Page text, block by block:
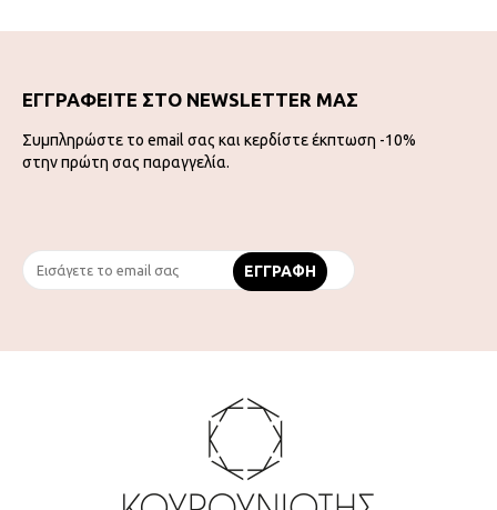
ΕΓΓΡΑΦΕΙΤΕ ΣΤΟ NEWSLETTER ΜΑΣ
Συμπληρώστε το email σας και κερδίστε έκπτωση -10%
στην πρώτη σας παραγγελία.